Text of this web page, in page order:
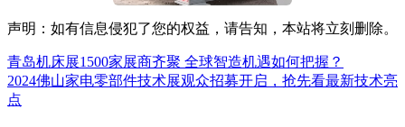
声明：如有信息侵犯了您的权益，请告知，本站将立刻删除。
青岛机床展1500家展商齐聚 全球智造机遇如何把握？
2024佛山家电零部件技术展观众招募开启，抢先看最新技术亮
点